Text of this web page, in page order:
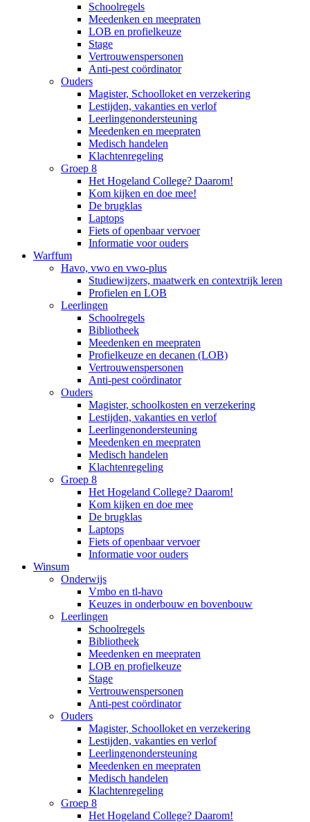
Schoolregels
Meedenken en meepraten
LOB en profielkeuze
Stage
Vertrouwenspersonen
Anti-pest coördinator
Ouders
Magister, Schoolloket en verzekering
Lestijden, vakanties en verlof
Leerlingenondersteuning
Meedenken en meepraten
Medisch handelen
Klachtenregeling
Groep 8
Het Hogeland College? Daarom!
Kom kijken en doe mee!
De brugklas
Laptops
Fiets of openbaar vervoer
Informatie voor ouders
Warffum
Havo, vwo en vwo-plus
Studiewijzers, maatwerk en contextrijk leren
Profielen en LOB
Leerlingen
Schoolregels
Bibliotheek
Meedenken en meepraten
Profielkeuze en decanen (LOB)
Vertrouwenspersonen
Anti-pest coördinator
Ouders
Magister, schoolkosten en verzekering
Lestijden, vakanties en verlof
Leerlingenondersteuning
Meedenken en meepraten
Medisch handelen
Klachtenregeling
Groep 8
Het Hogeland College? Daarom!
Kom kijken en doe mee
De brugklas
Laptops
Fiets of openbaar vervoer
Informatie voor ouders
Winsum
Onderwijs
Vmbo en tl-havo
Keuzes in onderbouw en bovenbouw
Leerlingen
Schoolregels
Bibliotheek
Meedenken en meepraten
LOB en profielkeuze
Stage
Vertrouwenspersonen
Anti-pest coördinator
Ouders
Magister, Schoolloket en verzekering
Lestijden, vakanties en verlof
Leerlingenondersteuning
Meedenken en meepraten
Medisch handelen
Klachtenregeling
Groep 8
Het Hogeland College? Daarom!